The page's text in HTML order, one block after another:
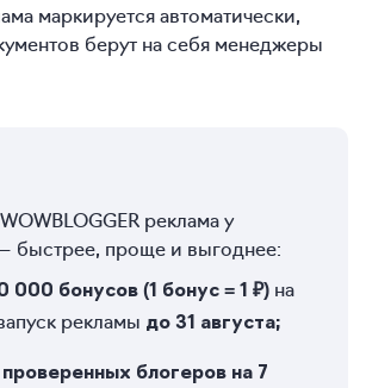
маркируется автоматически,
берут на себя менеджеры
реклама у
быстрее, проще и выгоднее:
000 бонусов (1 бонус = 1 ₽) на
рекламы до 31 августа;
блогеров на 7